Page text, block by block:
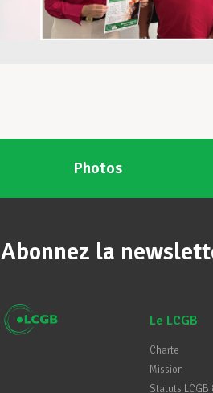
Photos
Abonnez la
Le LCGB
Charte
Mission
Statuts LCGB